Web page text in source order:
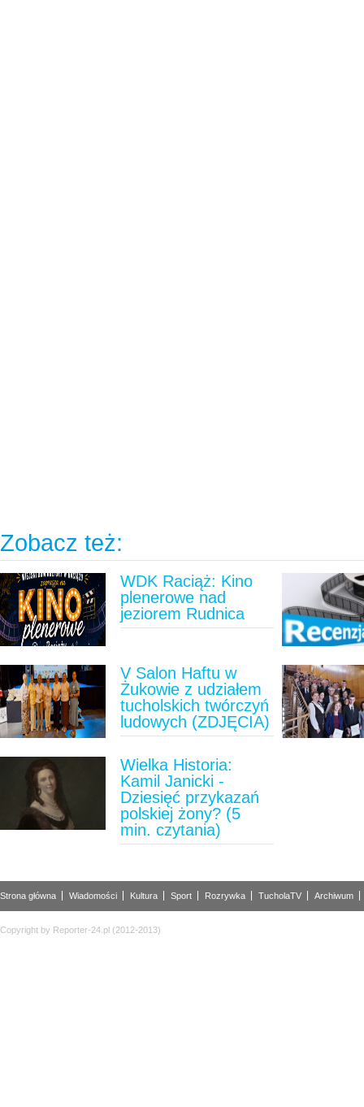
Zobacz też:
WDK Raciąż: Kino
plenerowe nad
jeziorem Rudnica
V Salon Haftu w
Żukowie z udziałem
tucholskich twórczyń
ludowych (ZDJĘCIA)
Wielka Historia:
Kamil Janicki -
Dziesięć przykazań
polskiej żony? (5
min. czytania)
Strona główna Wiadomości Kultura Sport Rozrywka TucholaTV Archiwum
Copyright by Reporter-24.pl (2012-2013)